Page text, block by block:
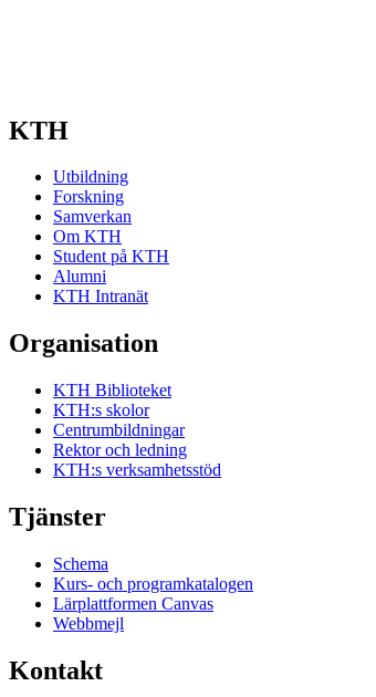
KTH
Utbildning
Forskning
Samverkan
Om KTH
Student på KTH
Alumni
KTH Intranät
Organisation
KTH Biblioteket
KTH:s skolor
Centrumbildningar
Rektor och ledning
KTH:s verksamhetsstöd
Tjänster
Schema
Kurs- och programkatalogen
Lärplattformen Canvas
Webbmejl
Kontakt